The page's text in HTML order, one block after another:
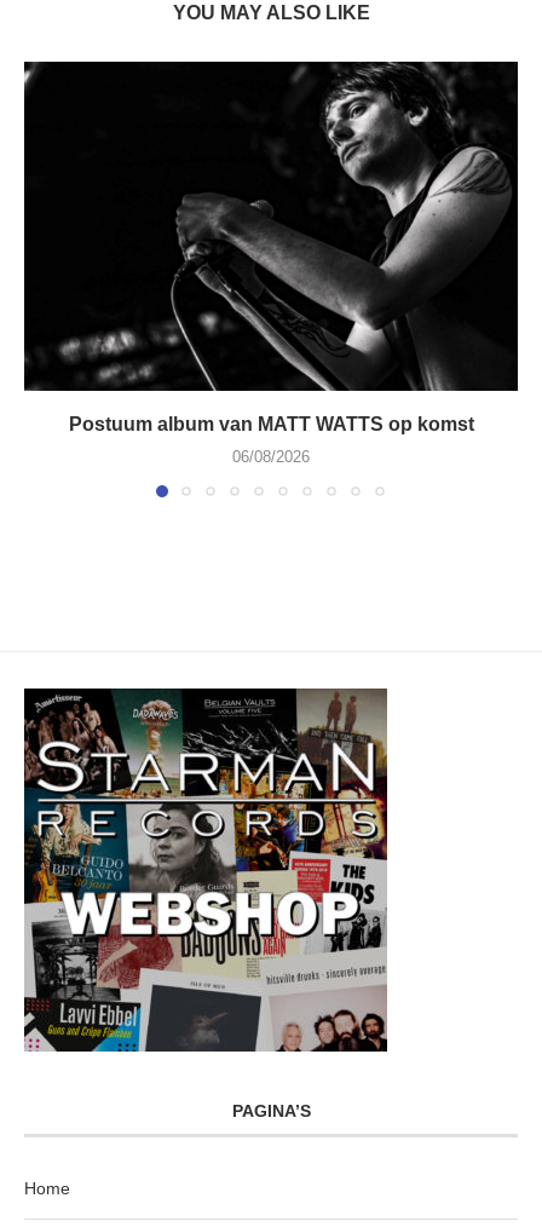
YOU MAY ALSO LIKE
Postuum album van MATT WATTS op komst
06/08/2026
PAGINA’S
Home